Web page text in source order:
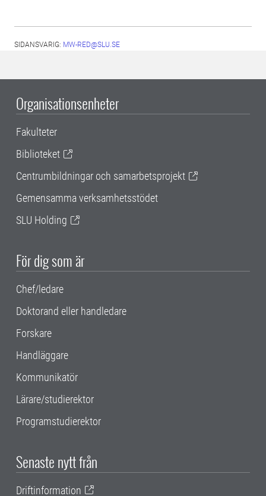
SIDANSVARIG: MW-RED@SLU.SE
Organisationsenheter
Fakulteter
Biblioteket
Centrumbildningar och samarbetsprojekt
Gemensamma verksamhetsstödet
SLU Holding
För dig som är
Chef/ledare
Doktorand eller handledare
Forskare
Handläggare
Kommunikatör
Lärare/studierektor
Programstudierektor
Senaste nytt från
Driftinformation